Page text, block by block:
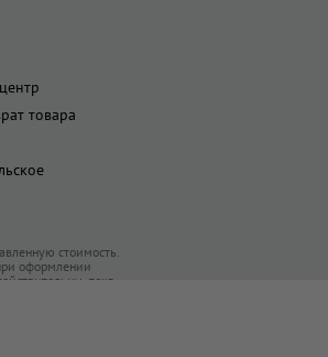
товара
стоимость.
оформлении
пока